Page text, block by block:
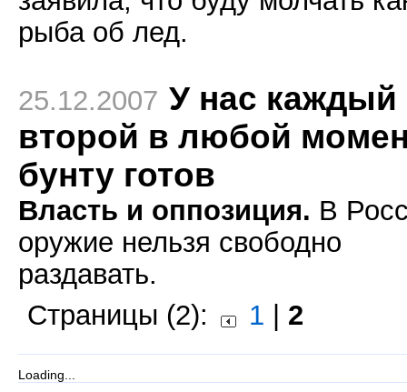
рыба об лед.
25.12.2007 У нас каждый
второй в любой
бунту готов
Власть и оппозиция. В
оружие нельзя свободно
раздавать.
Страницы (2):
1 2
Loading...